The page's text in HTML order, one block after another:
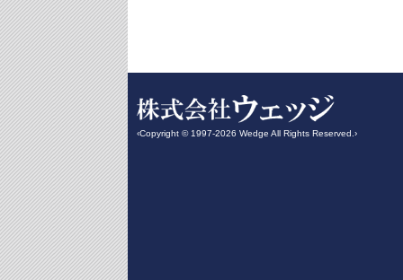
‹Copyright © 1997-2026 Wedge All Rights Reserved.›